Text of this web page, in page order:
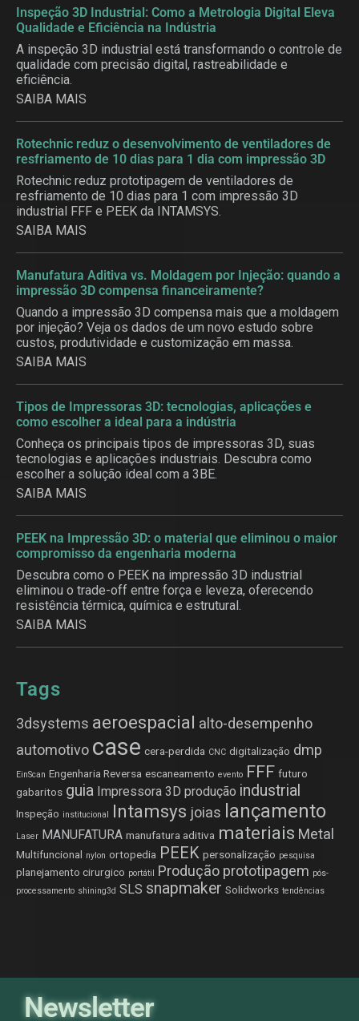
Inspeção 3D Industrial: Como a Metrologia Digital Eleva
Qualidade e Eficiência na Indústria
A inspeção 3D industrial está transformando o controle de
qualidade com precisão digital, rastreabilidade e
eficiência.
SAIBA MAIS
Rotechnic reduz o desenvolvimento de ventiladores de
resfriamento de 10 dias para 1 dia com impressão 3D
Rotechnic reduz prototipagem de ventiladores de
resfriamento de 10 dias para 1 com impressão 3D
industrial FFF e PEEK da INTAMSYS.
SAIBA MAIS
Manufatura Aditiva vs. Moldagem por Injeção: quando a
impressão 3D compensa financeiramente?
Quando a impressão 3D compensa mais que a moldagem
por injeção? Veja os dados de um novo estudo sobre
custos, produtividade e customização em massa.
SAIBA MAIS
Tipos de Impressoras 3D: tecnologias, aplicações e
como escolher a ideal para a indústria
Conheça os principais tipos de impressoras 3D, suas
tecnologias e aplicações industriais. Descubra como
escolher a solução ideal com a 3BE.
SAIBA MAIS
PEEK na Impressão 3D: o material que eliminou o maior
compromisso da engenharia moderna
Descubra como o PEEK na impressão 3D industrial
eliminou o trade-off entre força e leveza, oferecendo
resistência térmica, química e estrutural.
SAIBA MAIS
Tags
3dsystems aeroespacial alto-desempenho
automotivo case cera-perdida CNC digitalização dmp
EinScan Engenharia Reversa escaneamento evento FFF futuro
gabaritos guia Impressora 3D produção industrial
Inspeção institucional Intamsys joias lançamento
Laser MANUFATURA manufatura aditiva materiais Metal
Multifuncional nylon ortopedia PEEK personalização pesquisa
planejamento cirurgico portátil Produção prototipagem pós-
processamento shining3d SLS snapmaker Solidworks tendências
Newsletter